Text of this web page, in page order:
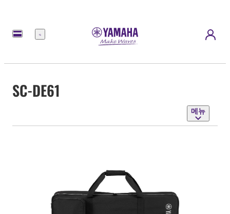
메
SC-DE61
메뉴